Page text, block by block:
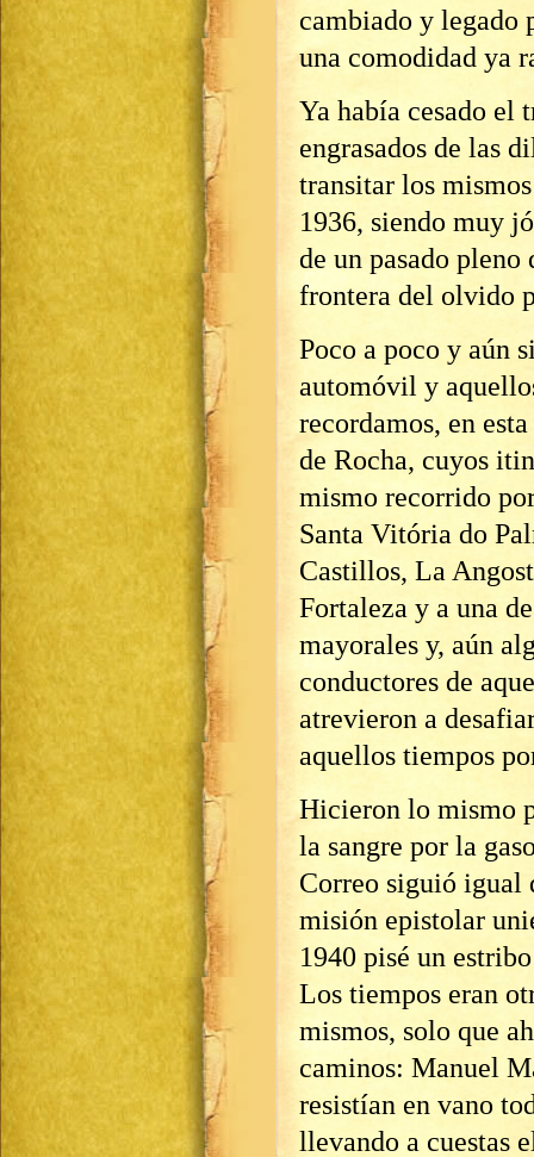
cambiado y legado
una comodidad ya
Ya había cesado el
engrasados de las
transitar los
1936, siendo muy
de un pasado
frontera del olvido
Poco a poco y aún
automóvil y
recordamos, en
de Rocha, cuyos
mismo recorrido
Santa Vitória do
Castillos, La
Fortaleza y a una
mayorales y, aún
conductores de
atrevieron a
aquellos tiempos
Hicieron lo mismo
la sangre por la
Correo siguió igual
misión epistolar
1940 pisé un
Los tiempos eran
mismos, solo que
caminos: Manuel
resistían en vano
llevando a cuestas